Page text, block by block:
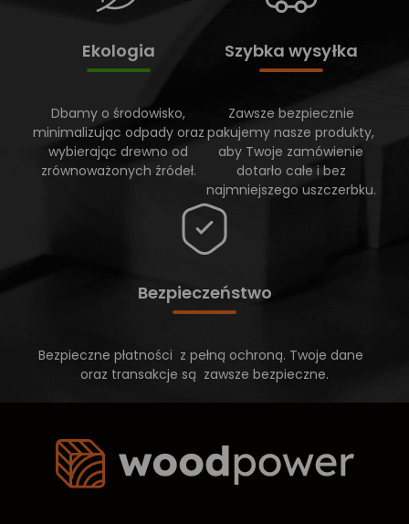
Ekologia
Dbamy o środowisko,
minimalizując odpady oraz
wybierając drewno od
zrównoważonych źródeł.
Szybka wysyłka
Zawsze bezpiecznie
pakujemy nasze produkty,
aby Twoje zamówienie
dotarło całe i bez
najmniejszego uszczerbku.
Bezpieczeństwo
Bezpieczne płatności z pełną ochroną. Twoje dane
oraz transakcje są zawsze bezpieczne.